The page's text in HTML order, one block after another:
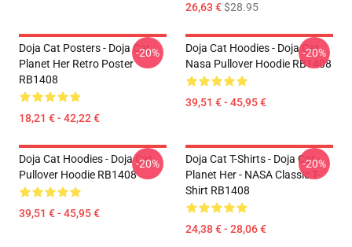
26,63 €$28.95
Doja Cat Posters - Doja Cat
Planet Her Retro Poster
RB1408
18,21 € - 42,22 €
-20%
Doja Cat Hoodies - Doja Cat
Nasa Pullover Hoodie RB1408
39,51 € - 45,95 €
-20%
Doja Cat Hoodies - Doja Cat
Pullover Hoodie RB1408
39,51 € - 45,95 €
-20%
Doja Cat T-Shirts - Doja Cat -
Planet Her - NASA Classic T-
Shirt RB1408
24,38 € - 28,06 €
-20%